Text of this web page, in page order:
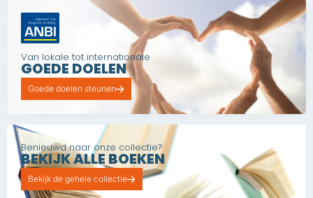
Van lokale tot internationale
GOEDE DOELEN
Goede doelen steunen
Benieuwd naar onze collectie?
BEKIJK ALLE BOEKEN
Bekijk de gehele collectie